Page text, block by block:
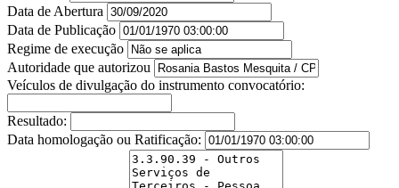
Data de Abertura
Data de Publicação
Regime de execução
Autoridade que autorizou
Veículos de divulgação do instrumento convocatório:
Resultado:
Data homologação ou Ratificação: